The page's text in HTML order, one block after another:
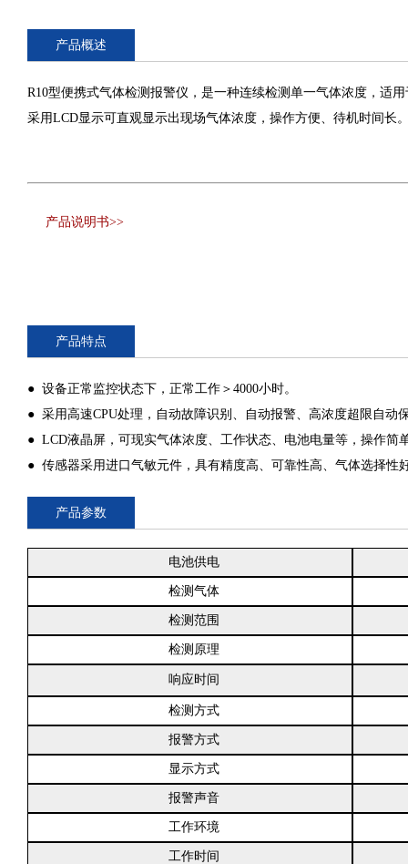
产品概述
R10型便携式气体检测报警仪，是一种连续检测单一气体浓度，适
采用LCD显示可直观显示出现场气体浓度，操作方便、待机时间长
产品说明书>>
产品特点
● 设备正常监控状态下，正常工作＞4000小时。
● 采用高速CPU处理，自动故障识别、自动报警、高浓度超限自动
● LCD液晶屏，可现实气体浓度、工作状态、电池电量等，操作简
● 传感器采用进口气敏元件，具有精度高、可靠性高、气体选择性
产品参数
电池供电
检测气体
检测范围
检测原理
响应时间
检测方式
报警方式
显示方式
报警声音
工作环境
工作时间